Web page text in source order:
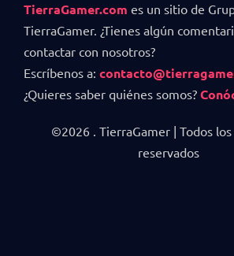
TierraGamer.com es un sitio de
TierraGamer. ¿Tienes algún
contactar con nosotros?
Escríbenos a:
¿Quieres saber quiénes somos?
©2026 . TierraGamer | Todos
reservados